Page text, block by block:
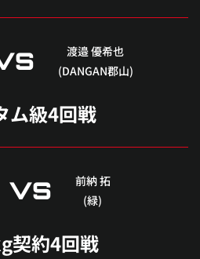
渡邉 優希也
(DANGAN郡山)
ム級4回戦
VS
前納 拓
(緑)
契約4回戦